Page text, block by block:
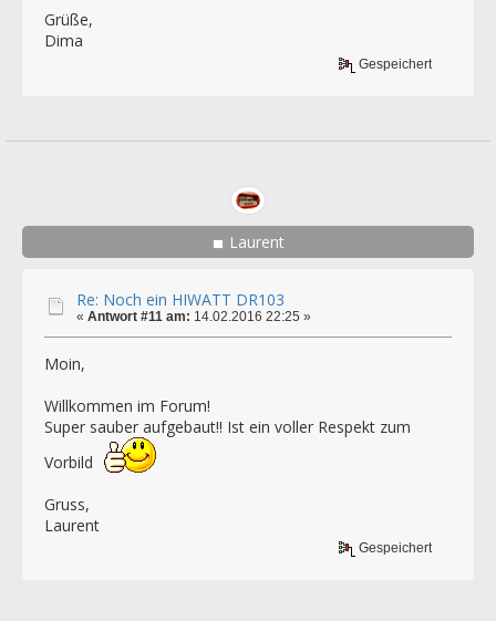
Grüße,
Dima
Gespeichert
Laurent
Re: Noch ein HIWATT DR103
« Antwort #11 am: 14.02.2016 22:25 »
Moin,
Willkommen im Forum!
Super sauber aufgebaut!! Ist ein voller Respekt zum
Vorbild
Gruss,
Laurent
Gespeichert